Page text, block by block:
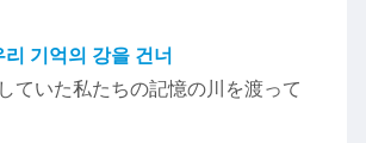
기억의 강을 건너
ていた私たちの記憶の川を渡って